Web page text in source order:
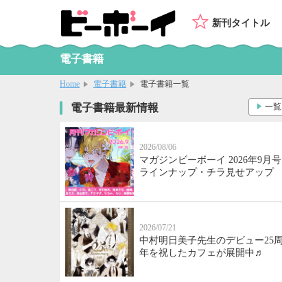
新刊タイトル
電子書籍
Home 電子書籍 電子書籍一覧
電子書籍最新情報
2026/08/06
マガジンビーボーイ 2026年9月号
ラインナップ・チラ見せアップ
2026/07/21
中村明日美子先生のデビュー25周
年を祝したカフェが展開中♬
一覧